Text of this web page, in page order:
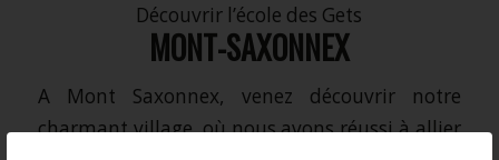
Découvrir l’école des Gets
MONT-SAXONNEX
A Mont Saxonnex, venez découvrir notre
charmant village, où nous avons réussi à allier